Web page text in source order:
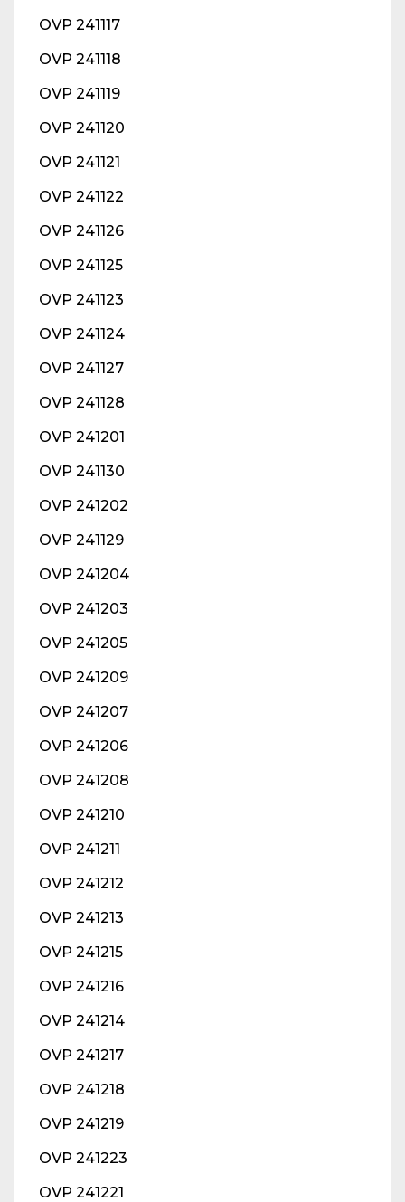
OVP 241117
OVP 241118
OVP 241119
OVP 241120
OVP 241121
OVP 241122
OVP 241126
OVP 241125
OVP 241123
OVP 241124
OVP 241127
OVP 241128
OVP 241201
OVP 241130
OVP 241202
OVP 241129
OVP 241204
OVP 241203
OVP 241205
OVP 241209
OVP 241207
OVP 241206
OVP 241208
OVP 241210
OVP 241211
OVP 241212
OVP 241213
OVP 241215
OVP 241216
OVP 241214
OVP 241217
OVP 241218
OVP 241219
OVP 241223
OVP 241221